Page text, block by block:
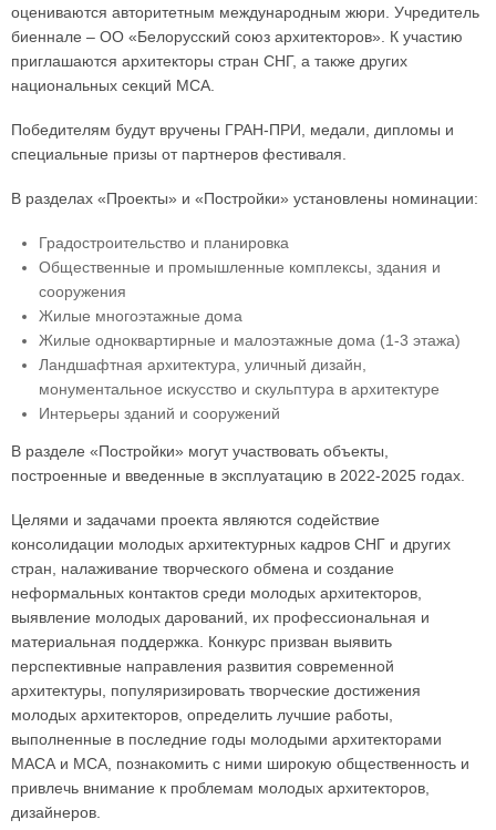
оцениваются авторитетным международным жюри. Учредитель
биеннале – ОО «Белорусский союз архитекторов». К участию
приглашаются архитекторы стран СНГ, а также других
национальных секций МСА.
Победителям будут вручены ГРАН-ПРИ, медали, дипломы и
специальные призы от партнеров фестиваля.
В разделах «Проекты» и «Постройки» установлены номинации:
Градостроительство и планировка
Общественные и промышленные комплексы, здания и
сооружения
Жилые многоэтажные дома
Жилые одноквартирные и малоэтажные дома (1-3 этажа)
Ландшафтная архитектура, уличный дизайн,
монументальное искусство и скульптура в архитектуре
Интерьеры зданий и сооружений
В разделе «Постройки» могут участвовать объекты,
построенные и введенные в эксплуатацию в 2022-2025 годах.
Целями и задачами проекта являются содействие
консолидации молодых архитектурных кадров СНГ и других
стран, налаживание творческого обмена и создание
неформальных контактов среди молодых архитекторов,
выявление молодых дарований, их профессиональная и
материальная поддержка. Конкурс призван выявить
перспективные направления развития современной
архитектуры, популяризировать творческие достижения
молодых архитекторов, определить лучшие работы,
выполненные в последние годы молодыми архитекторами
МАСА и МСА, познакомить с ними широкую общественность и
привлечь внимание к проблемам молодых архитекторов,
дизайнеров.